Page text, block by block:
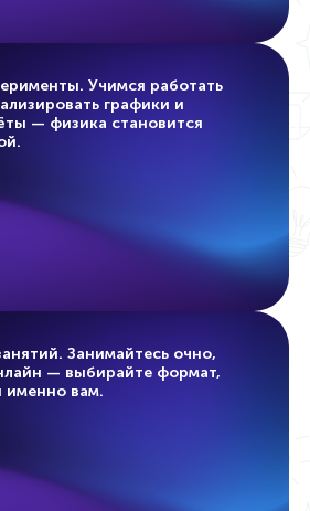
Учимся работать
графики и
— физика становится
Занимайтесь очно,
— выбирайте формат,
именно вам.